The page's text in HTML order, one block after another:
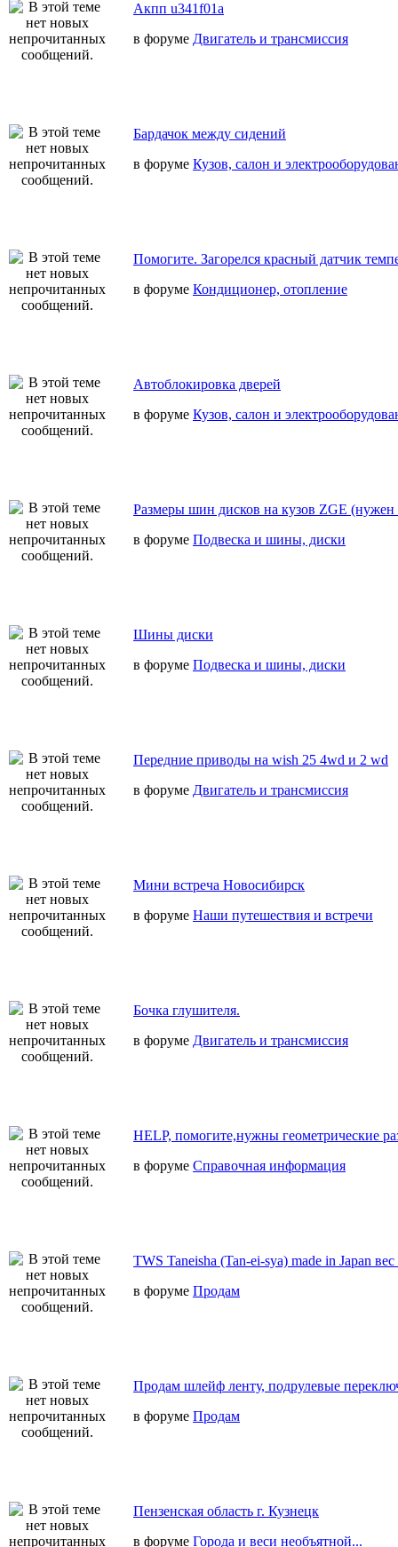
Акпп u341f01a
в форуме Двигатель и трансмиссия
Бардачок между сидений
в форуме Кузов, салон и
Помогите. Загорелся красный датчик
в форуме Кондиционер, отопление
Автоблокировка дверей
в форуме Кузов, салон и
Размеры шин дисков на кузов ZGE (нужен
в форуме Подвеска и шины, диски
Шины диски
в форуме Подвеска и шины, диски
Передние приводы на wish 25 4wd и 2 wd
в форуме Двигатель и трансмиссия
Мини встреча Новосибирск
в форуме Наши путешествия и встречи
Бочка глушителя.
в форуме Двигатель и трансмиссия
HELP, помогите,нужны геометрические
в форуме Справочная информация
TWS Taneisha (Tan-ei-sya) made in Japan
в форуме Продам
Продам шлейф ленту, подрулевые
в форуме Продам
Пензенская область г. Кузнецк
в форуме Города и веси необъятной...